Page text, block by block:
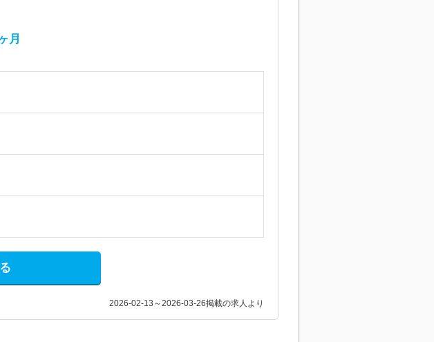
月
2026-02-13～2026-03-26掲載の求人より